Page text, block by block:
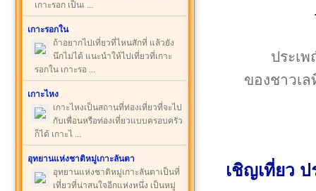
เกาะรอก เป็นเ ...
เกาะรอกใน
ถ้าอยากไปเที่ยวที่ไหนสักที่ แล้วยัง
นึกไม่ได้ แนะนำให้ไปเที่ยวที่เกาะ
รอกใน เกาะรอ ...
เกาะไหง
เกาะไหงเป็นสถานที่ท่องเที่ยวที่จะไป
กับเพื่อนหรือท่องเที่ยวแบบครอบครัว
ก็ได้ เกาะไ ...
อุทยานแห่งชาติหมู่เกาะลันตา
อุทยานแห่งชาติหมู่เกาะลันตาเป็นที่
เที่ยวที่น่าสนใจอีกแห่งหนึ่ง เป็นหมู่
ประเ
ของชาวเ
เชิญเที่ยว